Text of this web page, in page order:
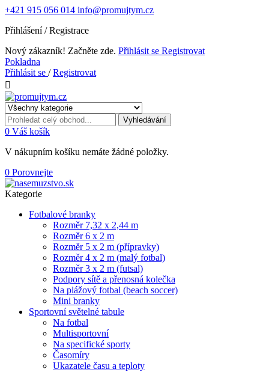
+421 915 056 014 info@promujtym.cz
Přihlášení / Registrace
Nový zákazník! Začněte zde. Přihlásit se Registrovat
Pokladna
Přihlásit se /Registrovat

Vyhledávání
0 Váš košík
V nákupním košíku nemáte žádné položky.
0 Porovnejte
Kategorie
Fotbalové branky
Rozměr 7,32 x 2,44 m
Rozměr 6 x 2 m
Rozměr 5 x 2 m (přípravky)
Rozměr 4 x 2 m (malý fotbal)
Rozměr 3 x 2 m (futsal)
Podpory sítě a přenosná kolečka
Na plážový fotbal (beach soccer)
Mini branky
Sportovní světelné tabule
Na fotbal
Multisportovní
Na specifické sporty
Časomíry
Ukazatele času a teploty